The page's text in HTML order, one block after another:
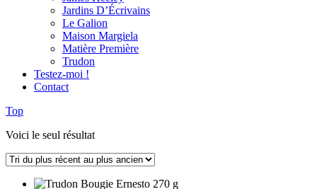
Jardins D’Écrivains
Le Galion
Maison Margiela
Matière Première
Trudon
Testez-moi !
Contact
Top
Voici le seul résultat